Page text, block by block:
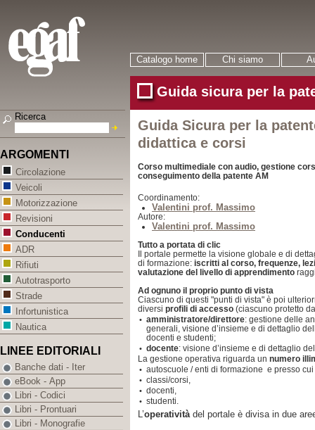
Catalogo home Chi siamo
Guida sicura per la
Guida Sicura per la
didattica e corsi
Corso multimediale con audio, gestione
conseguimento della patente AM
Coordinamento:
Valentini prof. Massimo
Autore:
Valentini prof. Massimo
Tutto a portata di clic
Il portale permette la visione globale e di
di formazione: iscritti al corso, frequenze,
valutazione del livello di apprendimento
Ad ognuno il proprio punto di vista
Ciascuno di questi "punti di vista" è poi
diversi profili di accesso (ciascuno protetto
• amministratore/direttore: gestione delle
generali, visione d’insieme e di dettaglio
docenti e studenti;
• docente: visione d’insieme e di dettaglio
La gestione operativa riguarda un numero
• autoscuole / enti di formazione e presso
• classi/corsi,
• docenti,
• studenti.
L’operativitàdel portale è divisa in due
Ricerca
ARGOMENTI
Circolazione
Veicoli
Motorizzazione
Revisioni
Conducenti
ADR
Rifiuti
Autotrasporto
Strade
Infortunistica
Nautica
LINEE EDITORIALI
Banche dati - Iter
eBook - App
Libri - Codici
Libri - Prontuari
Libri - Monografie